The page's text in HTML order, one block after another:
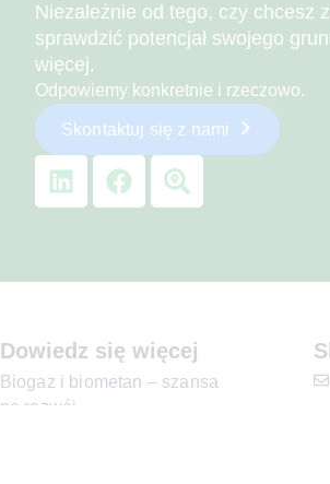
Niezależnie od tego, czy chcesz
sprawdzić potencjał swojego
więcej.
Odpowiemy konkretnie i rzeczowo.
Skontaktuj się z nami
Dowiedz się więcej
Biogaz i biometan – szansa
na rozwój